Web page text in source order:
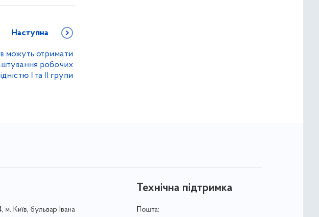
Наступна
можуть отримати
робочих
I та II групи
м. Київ, бульвар Івана
Технічна підтримка
Пошта: